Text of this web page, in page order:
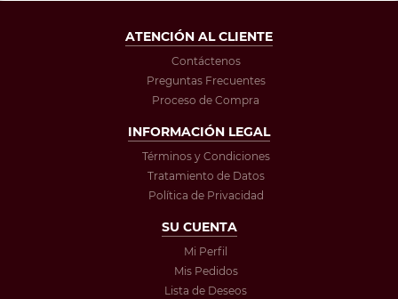
ATENCIÓN AL CLIENTE
Contáctenos
Preguntas Frecuentes
Proceso de Compra
INFORMACIÓN LEGAL
Términos y Condiciones
Tratamiento de Datos
Política de Privacidad
SU CUENTA
Mi Perfil
Mis Pedidos
Lista de Deseos